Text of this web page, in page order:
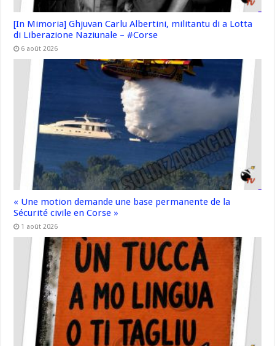
[In Mimoria] Ghjuvan Carlu Albertini, militantu di a Lotta
di Liberazione Naziunale – #Corse
6 août 2026
« Une motion demande une base permanente de la
Sécurité civile en Corse »
1 août 2026